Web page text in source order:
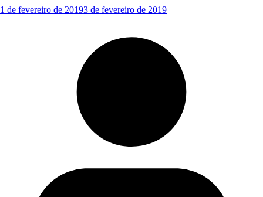
1 de fevereiro de 20193 de fevereiro de 2019